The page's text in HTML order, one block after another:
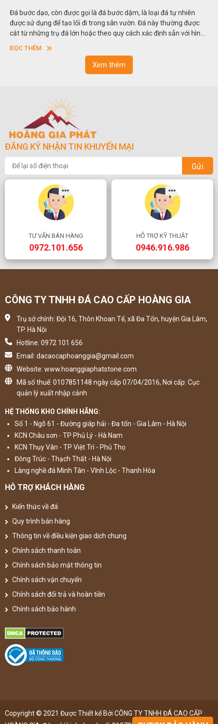
Đá bước dạo, còn được gọi là đá bước dặm, là loại đá tự nhiên
được sử dụng để tạo lối đi trong sân vườn. Đá này thường được
cắt từ những trụ đá lớn hoặc theo quy cách xác định sẵn với hình
vuông hoặc hình chữ nhật và có độ dày khác nhau.
ĐỌC THÊM
Xem thêm
ĐĂNG KÝ NHẬN TIN KHUYẾN MẠI
Gửi
TƯ VẤN BÁN HÀNG
0972.101.656
HỖ TRỢ KỸ THUẬT
0946.916.986
CÔNG TY TNHH ĐÁ CAO CẤP HOÀNG GIA
Trụ sở chính: Đội 16, Thôn Khoan Tế, xã Đa Tốn, huyện Gia Lâm,
TP. Hà Nội
Hotline: 0972 101 656
Email: dacaocaphoanggia@gmail.com
Website: www.hoanggiaphatstone.com
Mã số thuế: 0107851148 ngày cấp 07/04/2016, Nơi cấp: Cục
quản lý xuất nhập cảnh
HỆ THỐNG KHO CHÍNH HÃNG:
Số 1 - Ngõ 61 - Đường giáp hải - Đa tốn - Gia Lâm - Hà Nội
KCN Châu sơn - TP Phủ Lý - Hà Nam
KCN Thụy Vân - TP Việt Trì - Phú Thọ
Đông Trúc - Thạch Thất - Hà Nội
Làng nghề đá Minh Tân - Vĩnh Lộc - Thanh Hóa
HỖ TRỢ KHÁCH HÀNG
Kiến thức về đá
Quy trình bán hàng
Thông tin về điều kiện giao dịch chung
Chính sách thanh toán
Chính sách bảo mật thông tin
Chính sách vận chuyển
Chính sách đổi trả và hoàn tiền
Chính sách bảo hành
Copyright © 2021 Được Thiết kế Bởi CÔNG TY TNHH ĐÁ CAO CẤP